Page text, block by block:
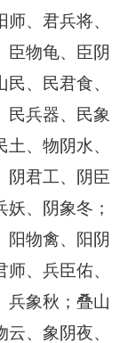
、君兵将、
臣物龟、臣阴
、民君食、
民兵器、民象
、物阴水、
阴君工、阴臣
、阴象冬；
阳物禽、阳阴
、兵臣佑、
兵象秋；叠山
、象阴夜、